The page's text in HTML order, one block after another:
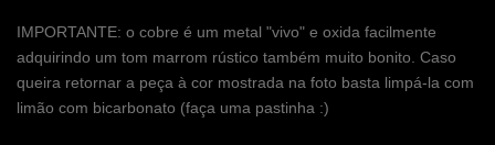
IMPORTANTE: o cobre é um metal "vivo" e oxida facilmente
adquirindo um tom marrom rústico também muito bonito. Caso
queira retornar a peça à cor mostrada na foto basta limpá-la com
limão com bicarbonato (faça uma pastinha :)